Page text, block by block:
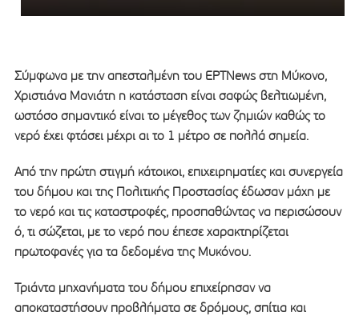
Σύμφωνα με την απεσταλμένη του ΕΡΤΝews στη Μύκονο,
Χριστιάνα Μανιάτη η κατάσταση είναι σαφώς βελτιωμένη,
ωστόσο σημαντικό είναι το μέγεθος των ζημιών καθώς το
νερό έχει φτάσει μέχρι αι το 1 μέτρο σε πολλά σημεία.
Από την πρώτη στιγμή κάτοικοι, επιχειρηματίες και συνεργεία
του δήμου και της Πολιτικής Προστασίας έδωσαν μάχη με
το νερό και τις καταστροφές, προσπαθώντας να περισώσουν
ό, τι σώζεται, με το νερό που έπεσε χαρακτηρίζεται
πρωτοφανές για τα δεδομένα της Μυκόνου.
Τριάντα μηχανήματα του δήμου επιχείρησαν να
αποκαταστήσουν προβλήματα σε δρόμους, σπίτια και